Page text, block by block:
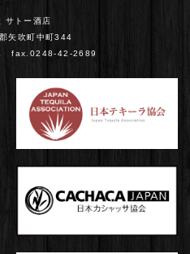
サトー酒店
矢吹町中町344
fax.0248-42-2689